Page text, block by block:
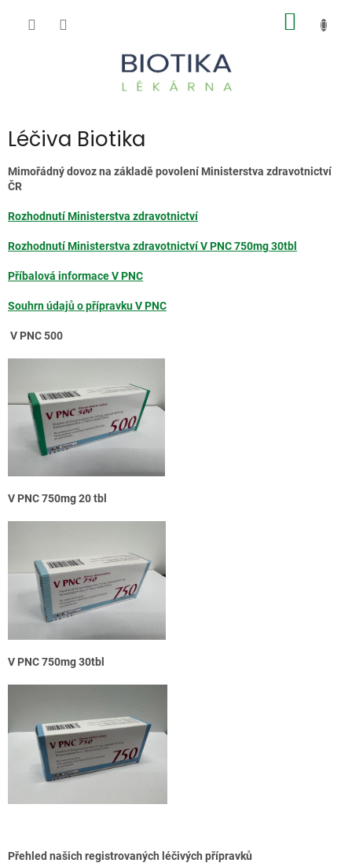
Léčiva Biotika
Mimořádný dovoz na základě povolení Ministerstva zdravotnictví
ČR
Rozhodnutí Ministerstva zdravotnictví
Rozhodnutí Ministerstva zdravotnictví V PNC 750mg 30tbl
Příbalová informace V PNC
Souhrn údajů o přípravku V PNC
V PNC 500
V PNC 750mg 20 tbl
V PNC 750mg 30tbl
Přehled našich registrovaných léčivých přípravků